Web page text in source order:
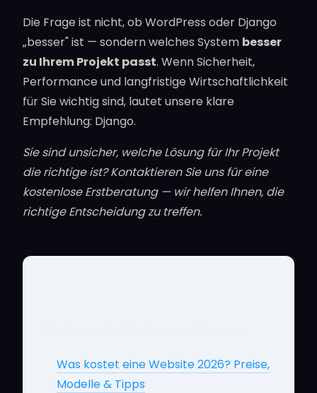
Die Frage ist nicht, ob WordPress oder Django
„besser" ist — sondern welches System besser
zu Ihrem Projekt passt. Wenn Sicherheit,
Performance und langfristige Wirtschaftlichkeit
für Sie wichtig sind, lautet unsere klare
Empfehlung: Django.
Sie sind unsicher, welche Lösung für Ihr Projekt
die richtige ist? Kontaktieren Sie uns für eine
kostenlose Erstberatung — wir helfen Ihnen, die
richtige Entscheidung zu treffen.
Was kostet eine Website 2026? Preise,
Modelle & Tipps